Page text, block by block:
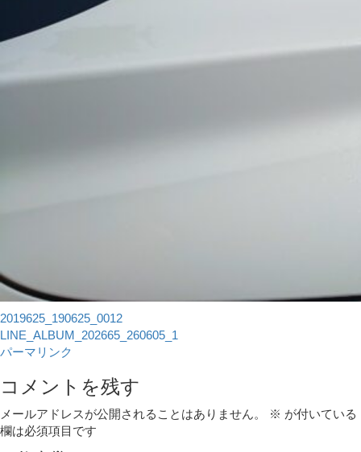
2019625_190625_0012
LINE_ALBUM_202665_260605_1
パーマリンク
コメントを残す
メールアドレスが公開されることはありません。 ※ が付いている
欄は必須項目です